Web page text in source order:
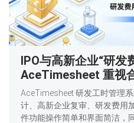
IPO与高新企业“研发
AceTimesheet 重视
AceTimesheet 研发工时管理
计、高新企业复审、研发费用
件功能操作简单和界面简洁，